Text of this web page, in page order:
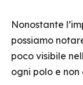
Nonostante
possiamo
poco visibile
ogni polo e